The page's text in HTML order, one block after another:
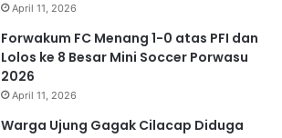
April 11, 2026
Forwakum FC Menang 1-0 atas PFI dan
Lolos ke 8 Besar Mini Soccer Porwasu
2026
April 11, 2026
Warga Ujung Gagak Cilacap Diduga